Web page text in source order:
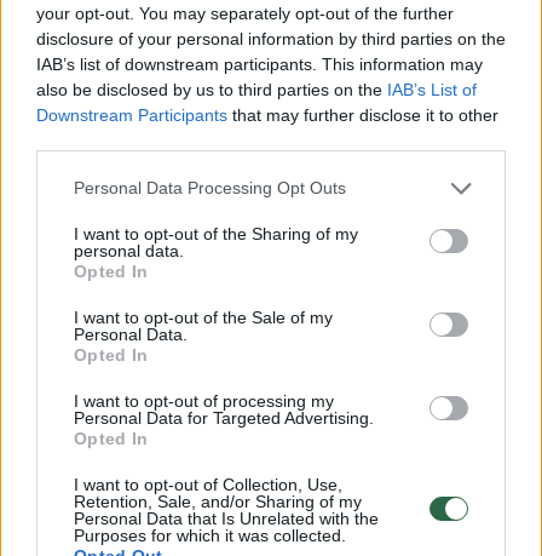
your opt-out. You may separately opt-out of the further
disclosure of your personal information by third parties on the
IAB’s list of downstream participants. This information may
also be disclosed by us to third parties on the IAB’s List of
Downstream Participants that may further disclose it to other
Personal Data Processing Opt Outs
I want to opt-out of the Sharing of my
personal data.
Opted In
I want to opt-out of the Sale of my
Personal Data.
Opted In
I want to opt-out of processing my
Personal Data for Targeted Advertising.
Opted In
I want to opt-out of Collection, Use,
Retention, Sale, and/or Sharing of my
Personal Data that Is Unrelated with the
Purposes for which it was collected.
iš aiškiausių simptomų, kad aortos vožtuvas
yra tiek susiaurėjęs, jog galvoje vyksta
nepakankama kraujotaka“, – pabrėžė
Santaros klinikų gydytojas intervencinis
Širdies nepakankamumas – viena iš
negydomos aortos stenozės pasekmių.
Lietuvoje taikomas vienas pažangiausių
šiuolaikinės kardiologijos metodų – kai
širdies vožtuvai pakeičiami neatveriant